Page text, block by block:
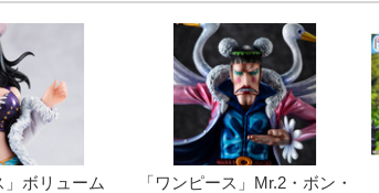
」ボリューム
「ワンピース」Mr.2・ボン・